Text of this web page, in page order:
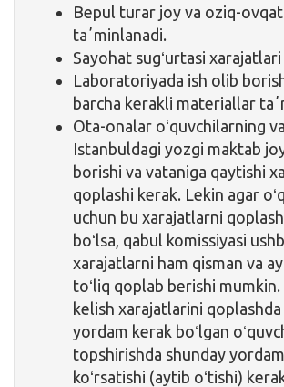
Bepul turar joy va oziq-ovqat
taʼminlanadi.
Sayohat sugʻurtasi
Laboratoriyada ish olib
barcha kerakli materiallar
Ota-onalar oʻquvchilarning
Istanbuldagi yozgi maktab
borishi va vataniga qaytishi
qoplashi kerak. Lekin agar
uchun bu xarajatlarni
boʻlsa, qabul komissiyasi
xarajatlarni ham qisman va
toʻliq qoplab berishi
kelish xarajatlarini
yordam kerak boʻlgan
topshirishda shunday
koʻrsatishi (aytib oʻtishi)